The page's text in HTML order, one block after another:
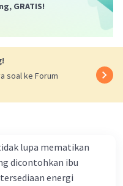
GRATIS!
soal ke Forum
lupa mematikan
dicontohkan ibu
energi